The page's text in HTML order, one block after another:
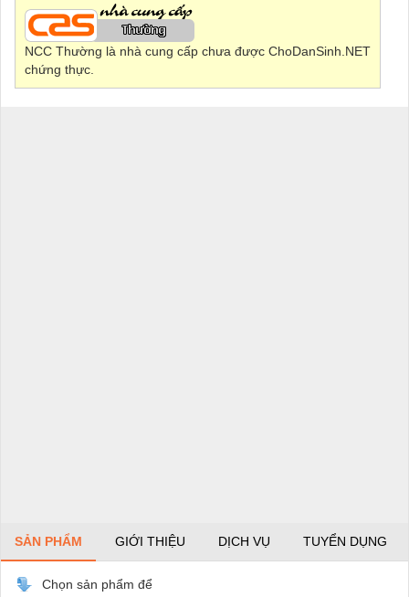
NCC Thường là nhà cung cấp chưa được ChoDanSinh.NET
chứng thực.
SẢN PHẨM GIỚI THIỆU DỊCH VỤ TUYỂN DỤNG
Chọn sản phẩm để